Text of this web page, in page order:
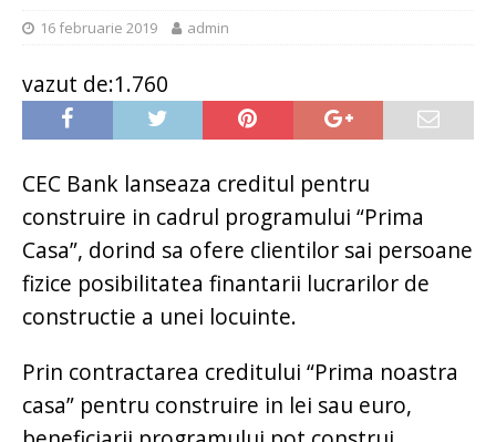
16 februarie 2019 admin
vazut de:1.760
CEC Bank lanseaza creditul pentru
construire in cadrul programului “Prima
Casa”, dorind sa ofere clientilor sai persoane
fizice posibilitatea finantarii lucrarilor de
constructie a unei locuinte.
Prin contractarea creditului “Prima noastra
casa” pentru construire in lei sau euro,